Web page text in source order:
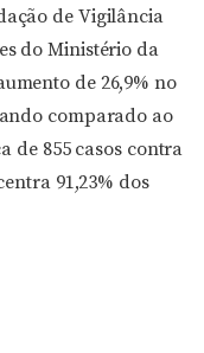
de Vigilância
do Ministério da
de 26,9% no
comparado ao
de 855 casos contra
91,23% dos